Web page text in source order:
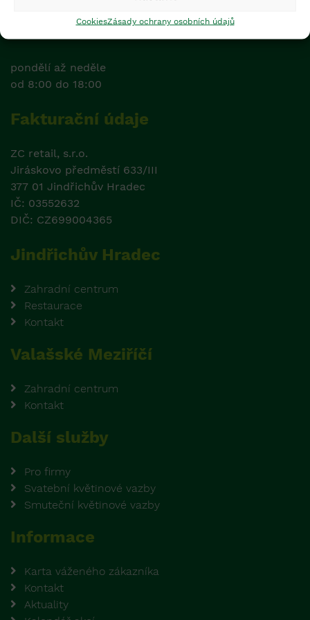
CookiesZásady ochrany osobních údajů
pondělí až neděle
od 8:00 do 18:00
Fakturační údaje
ZC retail, s.r.o.
Jiráskovo předměstí 633/III
377 01 Jindřichův Hradec
IČ: 03552632
DIČ: CZ699004365
Jindřichův Hradec
Zahradní centrum
Restaurace
Kontakt
Valašské Meziříčí
Zahradní centrum
Kontakt
Další služby
Pro firmy
Svatební květinové vazby
Smuteční květinové vazby
Informace
Karta váženého zákazníka
Kontakt
Aktuality